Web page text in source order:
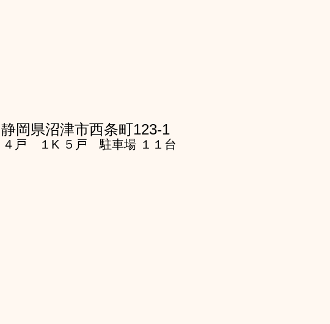
岡県沼津市西条町123-1
４戸　１K ５戸　駐車場 １１台